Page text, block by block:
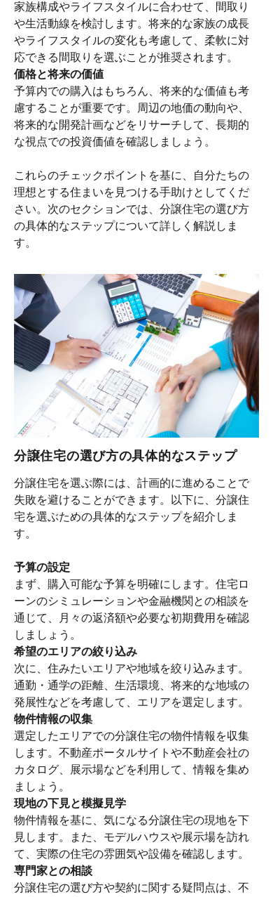
家族構成やライフスタイルに合わせて、間取り
や生活動線を検討します。将来的な家族の成長
やライフスタイルの変化も考慮して、柔軟に対
応できる間取りを選ぶことが推奨されます。
価格と将来の価値
予算内での購入はもちろん、将来的な価値も考
慮することが重要です。周辺の地価の動向や、
将来的な開発計画などをリサーチして、長期的
な視点での投資価値を確認しましょう。
これらのチェックポイントを基に、自分たちの
理想とする住まいを見つける手助けとしてくだ
さい。次のセクションでは、分譲住宅の選び方
の具体的なステップについて詳しく解説しま
す。
分譲住宅の選び方の具体的なステップ
分譲住宅を選ぶ際には、計画的に進めることで
失敗を避けることができます。以下に、分譲住
宅を選ぶための具体的なステップを紹介しま
す。
予算の設定
まず、購入可能な予算を明確にします。住宅ロ
ーンのシミュレーションや金融機関との相談を
通じて、月々の返済額や必要な初期費用を確認
しましょう。
希望のエリアの絞り込み
次に、住みたいエリアや地域を絞り込みます。
通勤・通学の距離、生活環境、将来的な地域の
発展性などを考慮して、エリアを選定します。
物件情報の収集
選定したエリアでの分譲住宅の物件情報を収集
します。不動産ポータルサイトや不動産会社の
カタログ、展示場などを利用して、情報を集め
ましょう。
現地の下見と模擬見学
物件情報を基に、気になる分譲住宅の現地を下
見します。また、モデルハウスや展示場を訪れ
て、実際の住宅の雰囲気や設備を確認します。
専門家との相談
分譲住宅の選び方や契約に関する疑問点は、不